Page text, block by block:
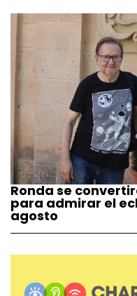
Ronda se
para admirar el
agosto